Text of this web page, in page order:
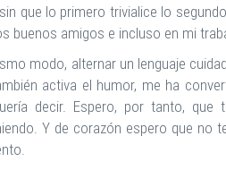
que lo primero trivialice lo
buenos amigos e incluso en mi
modo, alternar un lenguaje
activa el humor, me ha
decir. Espero, por tanto,
Y de corazón espero que no